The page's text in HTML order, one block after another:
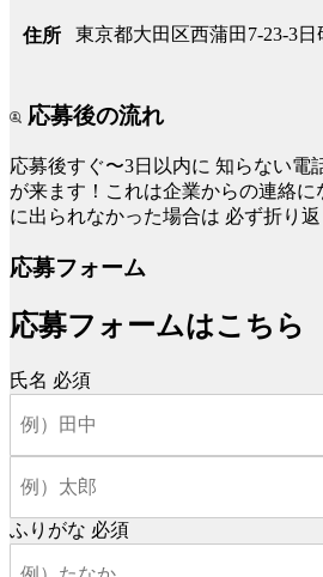
住所 東京都大田区西蒲田7-23-3日
応募後の流れ
応募後すぐ〜3日以内に 知らない電
が来ます！これは企業からの連絡
に出られなかった場合は 必ず折り
応募フォーム
応募フォームはこちら
氏名 必須
ふりがな 必須